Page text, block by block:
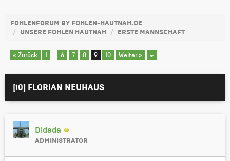
FOHLENFORUM BY FOHLEN-HAUTNAH.DE
UNSERE FOHLEN HAUTNAH
ERSTE MANNSCHAFT
« Zurück 1 6 7 8 9 10 Weiter »
[10] FLORIAN NEUHAUS
Didada
ADMINISTRATOR